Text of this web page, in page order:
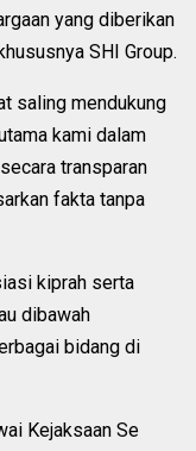
yang diberikan
SHI Group.
saling mendukung
kami dalam
transparan
fakta tanpa
kiprah serta
dibawah
bidang di
Kejaksaan Se